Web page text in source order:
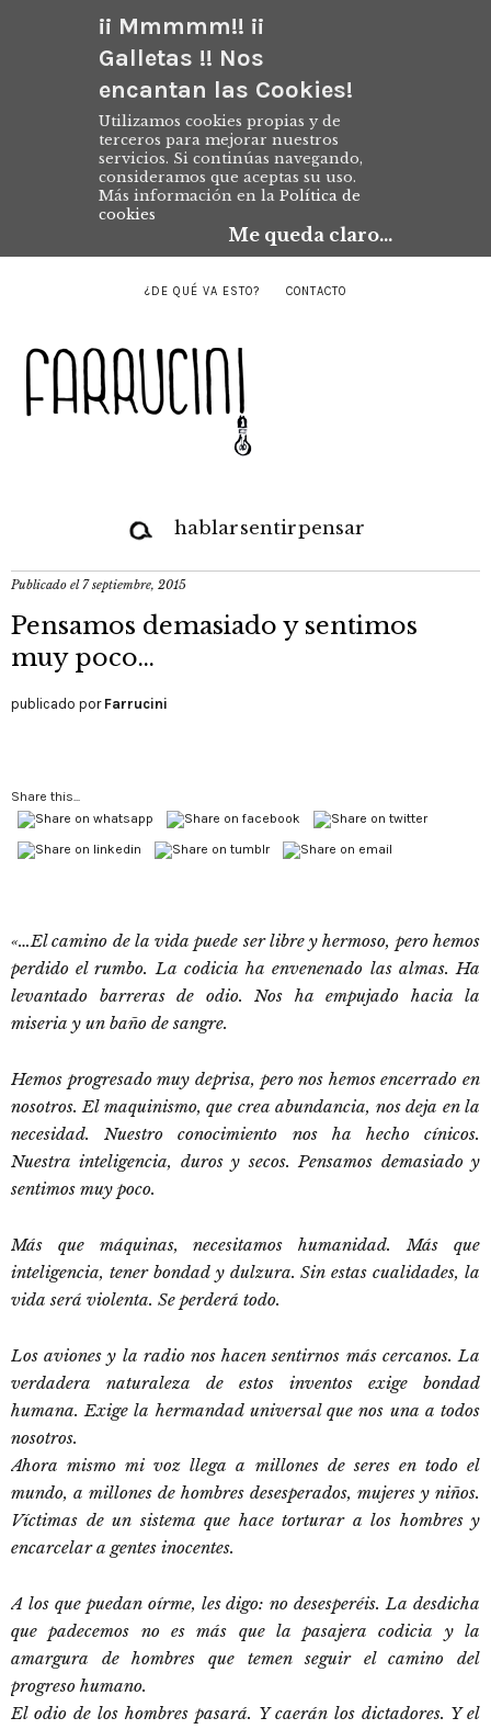
¡¡ Mmmmm!! ¡¡
Galletas !! Nos
encantan las Cookies!
Utilizamos cookies propias y de
terceros para mejorar nuestros
servicios. Si continúas navegando,
consideramos que aceptas su uso.
Más información en la Política de
cookies
Me queda claro...
¿DE QUÉ VA ESTO? CONTACTO
hablarsentirpensar
Publicado el7 septiembre, 2015
Pensamos demasiado y sentimos
muy poco…
publicado por Farrucini
Share this...
«…El camino de la vida puede ser libre y hermoso, pero hemos
perdido el rumbo. La codicia ha envenenado las almas. Ha
levantado barreras de odio. Nos ha empujado hacia la
miseria y un baño de sangre.
Hemos progresado muy deprisa, pero nos hemos encerrado en
nosotros. El maquinismo, que crea abundancia, nos deja en la
necesidad. Nuestro conocimiento nos ha hecho cínicos.
Nuestra inteligencia, duros y secos. Pensamos demasiado y
sentimos muy poco.
Más que máquinas, necesitamos humanidad. Más que
inteligencia, tener bondad y dulzura. Sin estas cualidades, la
vida será violenta. Se perderá todo.
Los aviones y la radio nos hacen sentirnos más cercanos. La
verdadera naturaleza de estos inventos exige bondad
humana. Exige la hermandad universal que nos una a todos
nosotros.
Ahora mismo mi voz llega a millones de seres en todo el
mundo, a millones de hombres desesperados, mujeres y niños.
Víctimas de un sistema que hace torturar a los hombres y
encarcelar a gentes inocentes.
A los que puedan oírme, les digo: no desesperéis. La desdicha
que padecemos no es más que la pasajera codicia y la
amargura de hombres que temen seguir el camino del
progreso humano.
El odio de los hombres pasará. Y caerán los dictadores. Y el